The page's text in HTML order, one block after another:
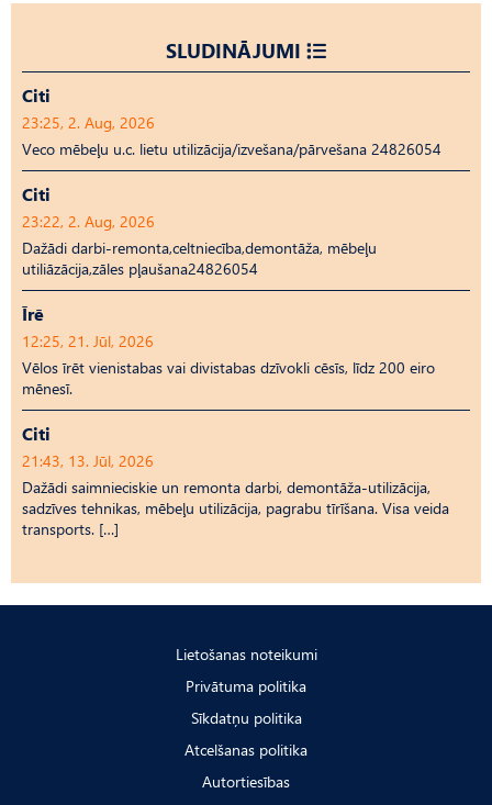
SLUDINĀJUMI
Citi
23:25, 2. Aug, 2026
Veco mēbeļu u.c. lietu utilizācija/izvešana/pārvešana 24826054
Citi
23:22, 2. Aug, 2026
Dažādi darbi-remonta,celtniecība,demontāža, mēbeļu
utiliāzācija,zāles pļaušana24826054
Īrē
12:25, 21. Jūl, 2026
Vēlos īrēt vienistabas vai divistabas dzīvokli cēsīs, līdz 200 eiro
mēnesī.
Citi
21:43, 13. Jūl, 2026
Dažādi saimnieciskie un remonta darbi, demontāža-utilizācija,
sadzīves tehnikas, mēbeļu utilizācija, pagrabu tīrīšana. Visa veida
transports. […]
Lietošanas noteikumi
Privātuma politika
Sīkdatņu politika
Atcelšanas politika
Autortiesības